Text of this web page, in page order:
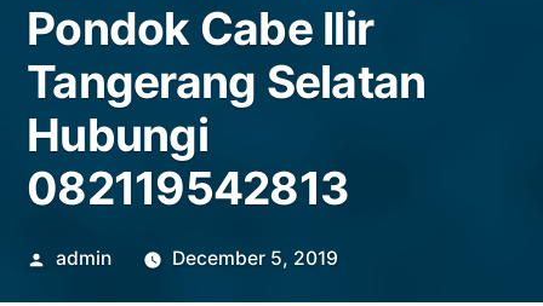
Pondok Cabe Ilir
Tangerang Selatan
Hubungi
082119542813
Posted
admin December 5, 2019